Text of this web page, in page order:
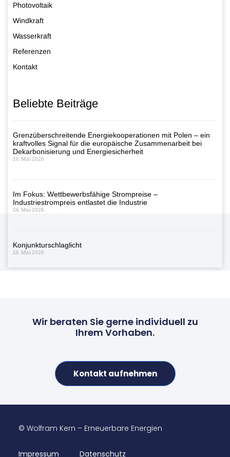
Photovoltaik
Windkraft
Wasserkraft
Referenzen
Kontakt
Beliebte Beiträge
Grenzüberschreitende Energiekooperationen mit Polen – ein
kraftvolles Signal für die europäische Zusammenarbeit bei
Dekarbonisierung und Energiesicherheit
26. Mai 2026
Im Fokus: Wettbewerbsfähige Strompreise –
Industriestrompreis entlastet die Industrie
26. Mai 2026
Konjunkturschlaglicht
26. Mai 2026
Wir beraten Sie gerne individuell zu
Ihrem Vorhaben.
Kontakt aufnehmen
© Wolfram Kern – Erneuerbare Energien
Impressum Datenschutz